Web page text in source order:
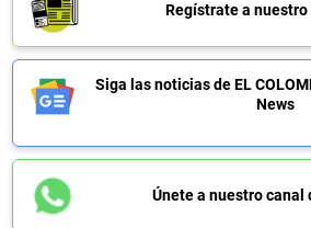
Regístrate a
Siga las noticias de EL
News
Únete a nuestro canal